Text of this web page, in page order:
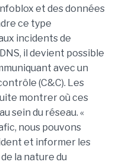
et des données
ce type
incidents de
il devient possible
avec un
(C&C). Les
montrer où ces
sein du réseau. «
nous pouvons
et informer les
la nature du